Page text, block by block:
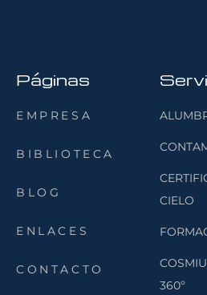
Páginas
EMPRESA
BIBLIOTECA
BLOG
ENLACES
CONTACTO
CIELO
360º